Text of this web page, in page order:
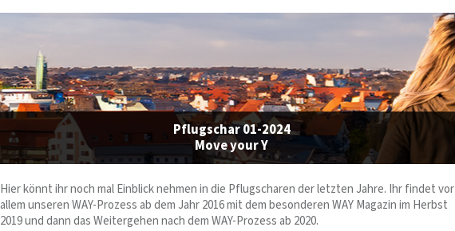
Pflugschar 01-2024
Move your Y
Hier könnt ihr noch mal Einblick nehmen in die Pflugscharen der letzten Jahre. Ihr findet vor
allem unseren WAY-Prozess ab dem Jahr 2016 mit dem besonderen WAY Magazin im Herbst
2019 und dann das Weitergehen nach dem WAY-Prozess ab 2020.